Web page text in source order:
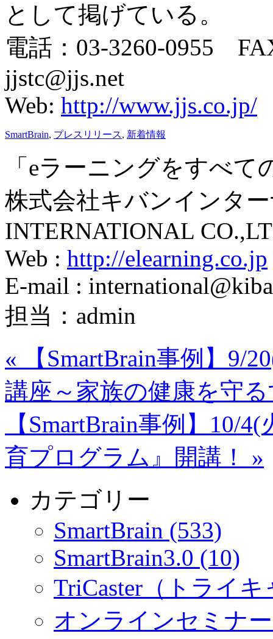
として掲げている。
電話：03-3260-0955
jjstc@jjs.net
Web: http://www.jjs.co.jp/
SmartBrain, プレスリリース, 新着情報
「eラーニングをすべて
株式会社キバンインタ
INTERNATIONAL
Web : http://elearning.co.jp
E-mail :
担当：admin
« 【SmartBrain事例】9/
講座～家族の健康を守
【SmartBrain事例】10/
育プログラム』開講！ »
カテゴリー
SmartBrain (533)
SmartBrain3.0 (10)
TriCaster（トライ
オンラインセミナ